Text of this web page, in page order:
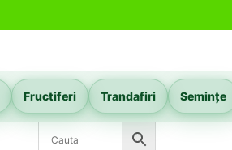
Fructiferi Trandafiri Semințe